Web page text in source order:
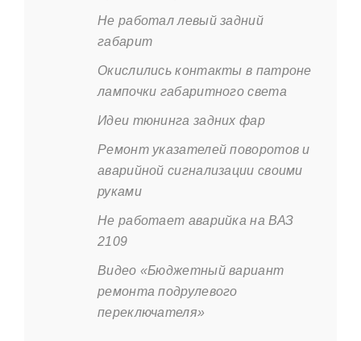
Не работал левый задний
габарит
Окислились контакты в патроне
лампочки габаритного света
Идеи тюнинга задних фар
Ремонт указателей поворотов и
аварийной сигнализации своими
руками
Не работает аварийка на ВАЗ
2109
Видео «Бюджетный вариант
ремонта подрулевого
переключателя»